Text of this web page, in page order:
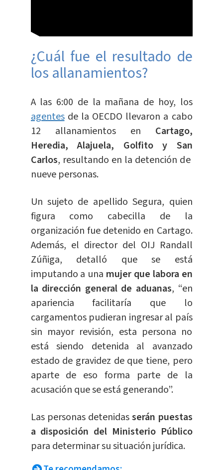
¿Cuál fue el resultado de
los allanamientos?
A las 6:00 de la mañana de hoy, los
agentesde la OECDO llevaron a cabo
12 allanamientos en Cartago,
Heredia, Alajuela, Golfito y San
Carlos, resultando en la detención de
nueve personas.
Un sujeto de apellido Segura, quien
figura como cabecilla de la
organización fue detenido en Cartago.
Además, el director del OIJ Randall
Zúñiga, detalló que se está
imputando a una mujer que labora en
la dirección general de aduanas, “en
apariencia facilitaría que lo
cargamentos pudieran ingresar al país
sin mayor revisión, esta persona no
está siendo detenida al avanzado
estado de gravidez de que tiene, pero
aparte de eso forma parte de la
acusación que se está generando”.
Las personas detenidasserán puestas
a disposición del Ministerio Público
para determinar su situación jurídica.